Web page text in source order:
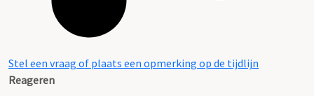
Stel een vraag of plaats een opmerking op de tijdlijn
Reageren